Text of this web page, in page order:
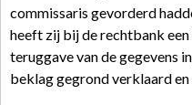
commissaris gevorderd
heeft zij bij de rechtbank
teruggave van de gegevens
beklag gegrond verklaard